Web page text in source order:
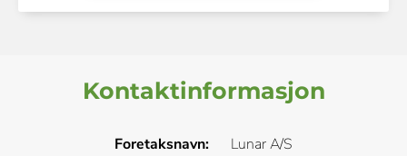
Kontaktinformasjon
Foretaksnavn: Lunar A/S